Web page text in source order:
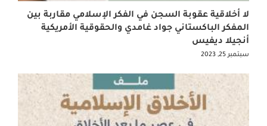
لا أخلاقية عقوبة السجن في الفكر الإسلامي مقاربة بين
المفكر الباكستاني جواد غامدي والحقوقية الأمريكية
أنجيلا ديفيس
سبتمبر 25, 2023